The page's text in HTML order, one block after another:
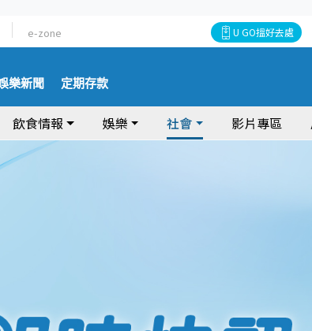
e-zone U GO搵好去處
樂新聞 定期存款
飲食情報 娛樂 社會 影片專區